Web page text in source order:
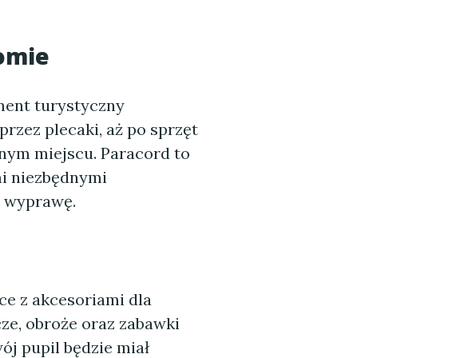
turystyczny
plecaki, aż po sprzęt
miejscu. Paracord to
niezbędnymi
z akcesoriami dla
obroże oraz zabawki
pupil będzie miał